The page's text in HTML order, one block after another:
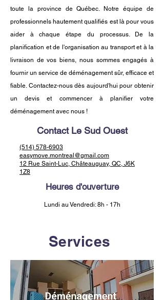
toute la province de Québec. Notre équipe de
professionnels hautement qualifiés est là pour vous
aider à chaque étape du processus. De la
planification et de l'organisation au transport et à la
livraison de vos biens, nous sommes engagés à
fournir un service de déménagement sûr, efficace et
fiable. Contactez-nous dès aujourd'hui pour obtenir
un devis et commencer à planifier votre
déménagement avec nous !
Contact Le Sud Ouest
(514) 578-6903
easymove.montreal@gmail.com
12 Rue Saint-Luc, Châteauguay, QC, J6K
1Z8
Heures d'ouverture
Lundi au Vendredi: 8h - 17h
Services